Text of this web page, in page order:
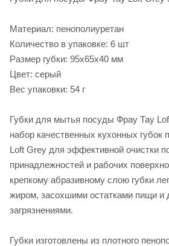
Материал: пенополиуретан
Количество в упаковке: 6 шт
Размер губки: 95х65х40 мм
Цвет: серый
Вес упаковки: 54 г
Губки для мытья посуды Фрау Тау
набор качественных кухонных губок
Loft Grey для эффективной очистки
принадлежностей и рабочих
крепкому абразивному слою губки
жиром, засохшими остатками пищи и
загрязнениями.
Губки изготовлены из плотного